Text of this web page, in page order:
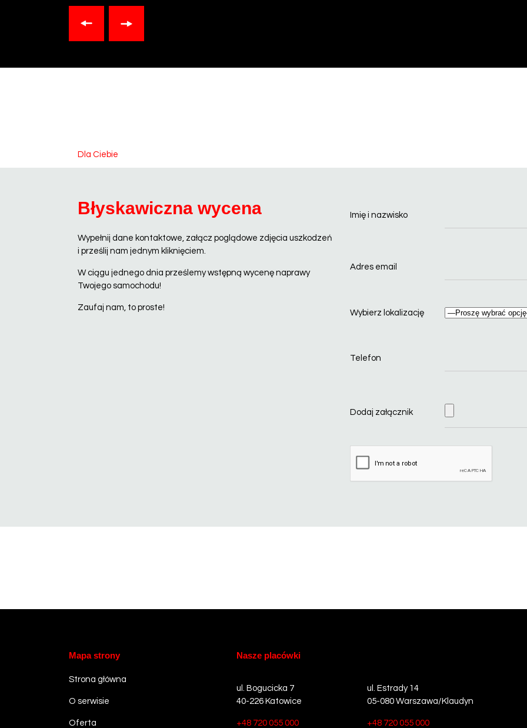
Dla Ciebie
Błyskawiczna wycena
Wypełnij dane kontaktowe, załącz poglądowe zdjęcia uszkodzeń
i prześlij nam jednym kliknięciem.
W ciągu jednego dnia prześlemy wstępną wycenę naprawy
Twojego samochodu!
Zaufaj nam, to proste!
Imię i nazwisko
Adres email
Wybierz lokalizację
Telefon
Dodaj załącznik
Mapa strony
Strona główna
O serwisie
Oferta
Nasze placówki
ul. Bogucicka 7
40-226 Katowice
+48 720 055 000
ul. Estrady 14
05-080 Warszawa/Klaudyn
+48 720 055 000